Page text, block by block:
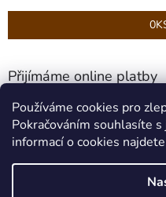
Používáme cookies pro
Pokračováním souhlasíte
informací o cookies najdete
0
Přijímáme online platby